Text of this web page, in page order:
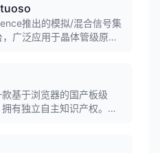
程，是企业级PCB设计的
推出的模拟/混合信号集
广泛应用于晶体管级原理
是模拟IC设计师必备的
基于浏览器的国产板级
有独立自主知识产权。软
球累计注册用户超533